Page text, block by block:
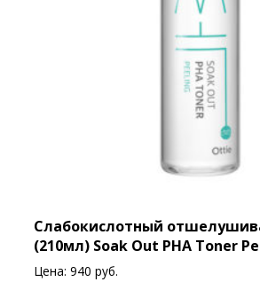
Слабокислотный
(210мл) Soak Out PHA Toner
Цена: 940 руб.